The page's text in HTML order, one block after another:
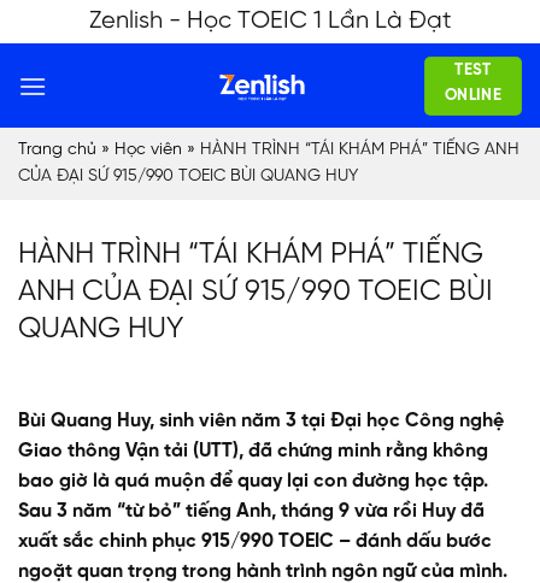
to
content
Zenlish - Học TOEIC 1 Lần Là Đạt
TEST
ONLINE
Trang chủ » Học viên » HÀNH TRÌNH “TÁI KHÁM PHÁ” TIẾNG ANH
CỦA ĐẠI SỨ 915/990 TOEIC BÙI QUANG HUY
HÀNH TRÌNH “TÁI KHÁM PHÁ” TIẾNG
ANH CỦA ĐẠI SỨ 915/990 TOEIC BÙI
QUANG HUY
Bùi Quang Huy, sinh viên năm 3 tại Đại học Công nghệ
Giao thông Vận tải (UTT), đã chứng minh rằng không
bao giờ là quá muộn để quay lại con đường học tập.
Sau 3 năm “từ bỏ” tiếng Anh, tháng 9 vừa rồi Huy đã
xuất sắc chinh phục 915/990 TOEIC – đánh dấu bước
ngoặt quan trọng trong hành trình ngôn ngữ của mình.